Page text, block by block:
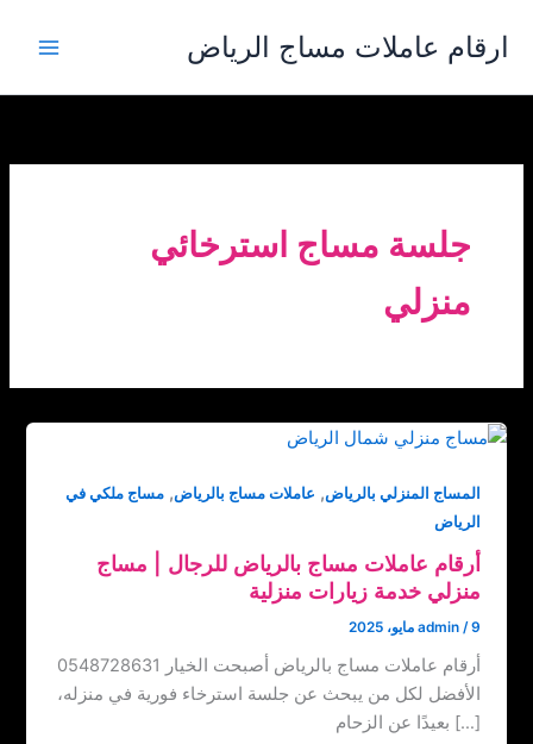
المحتوى
ارقام عاملات مساج الرياض
جلسة مساج استرخائي
منزلي
المساج المنزلي بالرياض, عاملات مساج بالرياض,مساج ملكي في
الرياض
أرقام عاملات مساج بالرياض للرجال‏ | ‏مساج
منزلي خدمة زيارات منزلية
admin /9 مايو، 2025
أرقام عاملات مساج بالرياض ‏‪0548728631 أصبحت الخيار
الأفضل لكل من يبحث عن جلسة استرخاء فورية في منزله،
بعيدًا عن الزحام […]